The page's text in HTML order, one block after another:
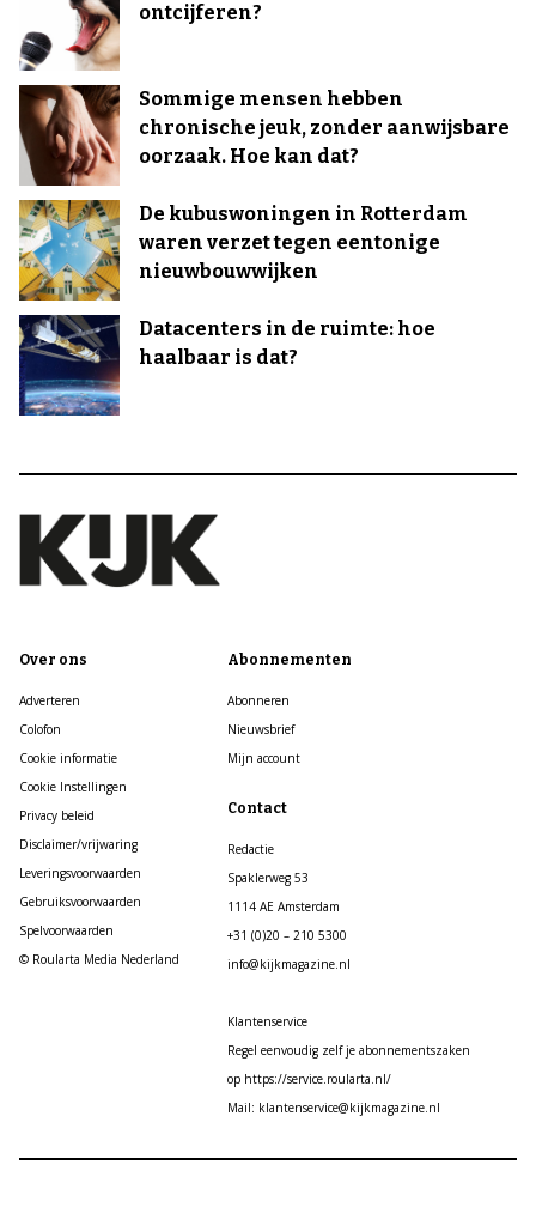
ontcijferen?
Sommige mensen hebben
chronische jeuk, zonder aanwijsbare
oorzaak. Hoe kan dat?
De kubuswoningen in Rotterdam
waren verzet tegen eentonige
nieuwbouwwijken
Datacenters in de ruimte: hoe
haalbaar is dat?
Over ons
Adverteren
Colofon
Cookie informatie
Cookie Instellingen
Privacy beleid
Disclaimer/vrijwaring
Leveringsvoorwaarden
Gebruiksvoorwaarden
Spelvoorwaarden
© Roularta Media Nederland
Abonnementen
Abonneren
Nieuwsbrief
Mijn account
Contact
Redactie
Spaklerweg 53
1114 AE Amsterdam
+31 (0)20 – 210 5300
info@kijkmagazine.nl
Klantenservice
Regel eenvoudig zelf je abonnementszaken
op https://service.roularta.nl/
Mail: klantenservice@kijkmagazine.nl